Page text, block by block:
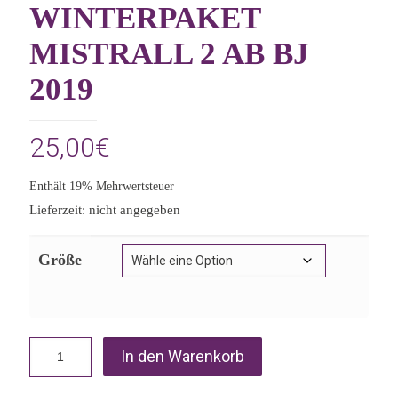
WINTERPAKET
MISTRALL 2 AB BJ
2019
25,00€
Enthält 19% Mehrwertsteuer
Lieferzeit: nicht angegeben
Größe
In den Warenkorb